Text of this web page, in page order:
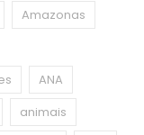
Amazonas
ANA
animais